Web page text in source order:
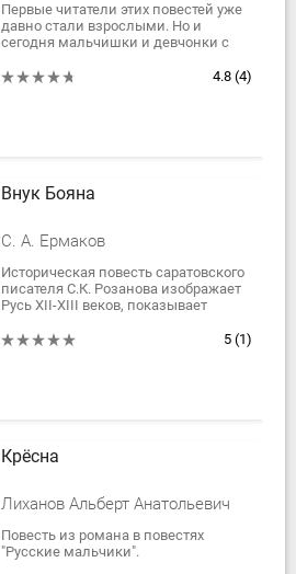
Первые читатели этих повестей уже
давно стали взрослыми. Но и
сегодня мальчишки и девчонки с
драматической судьбой своего 4.8 (4)
Внук Бояна
С. А. Ермаков
Историческая повесть саратовского
писателя С.К. Розанова изображает
Русь XII-XIII веков, показывает
борьбы, зовёт к единению против...
5 (1)
Крёсна
Лиханов Альберт Анатольевич
Повесть из романа в повестях
"Русские мальчики".